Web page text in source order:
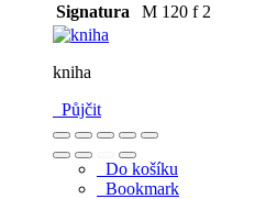
Signatura
M 120 f 2
kniha
Půjčit
Do košíku
Bookmark